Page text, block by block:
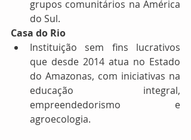
grupos comunitários na América
do Sul.
Casa do Rio
Instituição sem fins lucrativos
que desde 2014 atua no Estado
do Amazonas, com iniciativas na
educação integral,
empreendedorismo e
agroecologia.